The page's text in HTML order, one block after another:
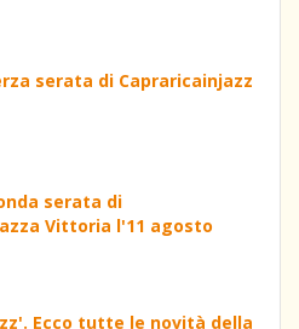
serata di Capraricainjazz
serata di
Vittoria l'11 agosto
Ecco tutte le novità della